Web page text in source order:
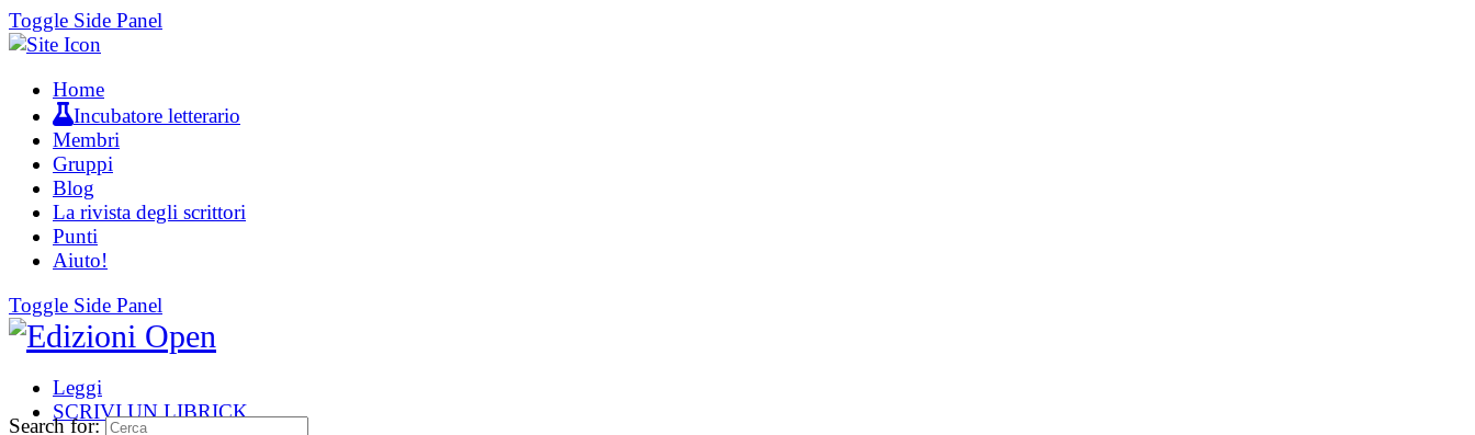
Toggle Side Panel
Home
Incubatore letterario
Membri
Gruppi
Blog
La rivista degli scrittori
Punti
Aiuto!
Toggle Side Panel
Leggi
SCRIVI UN LIBRICK
Search for: